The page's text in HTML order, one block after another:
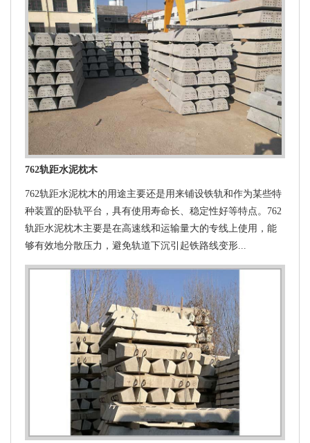
762轨距水泥枕木
762轨距水泥枕木的用途主要还是用来铺设铁轨和作为某些特
种装置的卧轨平台，具有使用寿命长、稳定性好等特点。762
轨距水泥枕木主要是在高速线和运输量大的专线上使用，能
够有效地分散压力，避免轨道下沉引起铁路线变形...